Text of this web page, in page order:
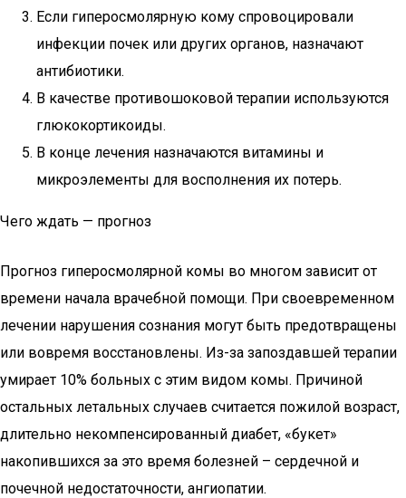
Если гиперосмолярную кому спровоцировали
инфекции почек или других органов, назначают
антибиотики.
В качестве противошоковой терапии используются
глюкокортикоиды.
В конце лечения назначаются витамины и
микроэлементы для восполнения их потерь.
Чего ждать — прогноз
Прогноз гиперосмолярной комы во многом зависит от
времени начала врачебной помощи. При своевременном
лечении нарушения сознания могут быть предотвращены
или вовремя восстановлены. Из-за запоздавшей терапии
умирает 10% больных с этим видом комы. Причиной
остальных летальных случаев считается пожилой возраст,
длительно некомпенсированный диабет, «букет»
накопившихся за это время болезней – сердечной и
почечной недостаточности, ангиопатии.